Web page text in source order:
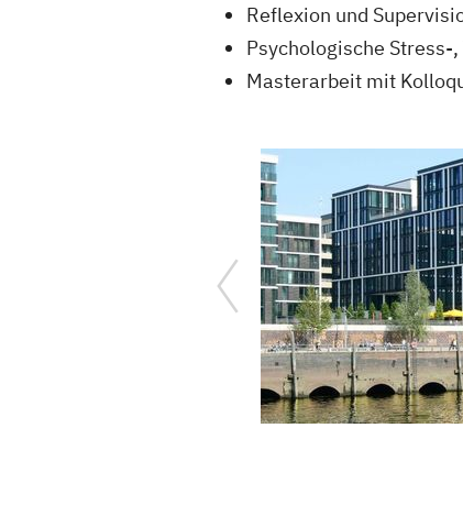
Reflexion und
Psychologische Stress-
Masterarbeit mit